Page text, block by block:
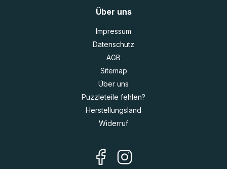
Über uns
Impressum
Datenschutz
AGB
Sitemap
Über uns
Puzzleteile fehlen?
Herstellungsland
Widerruf